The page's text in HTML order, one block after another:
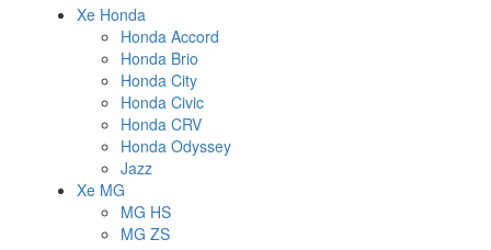
Xe Honda
Honda Accord
Honda Brio
Honda City
Honda Civic
Honda CRV
Honda Odyssey
Jazz
Xe MG
MG HS
MG ZS